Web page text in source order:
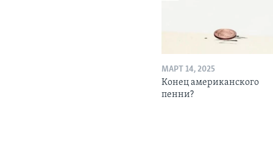
МАРТ 14, 2025
Конец американского
пенни?